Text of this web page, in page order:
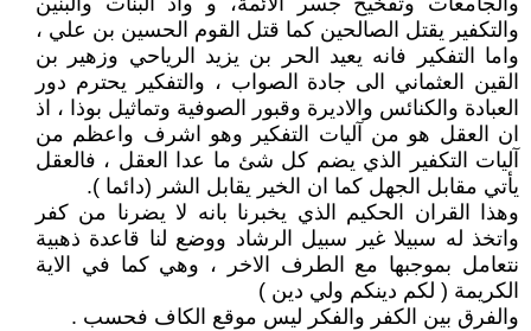
والتكفير يقتل الصالحين كما قتل القوم الحسين بن علي ،
واما التفكير فانه يعيد الحر بن يزيد الرياحي وزهير بن
القين العثماني الى جادة الصواب ، والتفكير يحترم دور
العبادة والكنائس والاديرة وقبور الصوفية وتماثيل بوذا ، اذ
ان العقل هو من آليات التفكير وهو اشرف واعظم من
آليات التكفير الذي يضم كل شئ ما عدا العقل ، فالعقل
يأتي مقابل الجهل كما ان الخير يقابل الشر (دائما ).
وهذا القران الحكيم الذي يخبرنا بانه لا يضرنا من كفر
واتخذ له سبيلا غير سبيل الرشاد ووضع لنا قاعدة ذهبية
نتعامل بموجبها مع الطرف الاخر ، وهي كما في الاية
الكريمة ( لكم دينكم ولي دين )
والفرق بين الكفر والفكر ليس موقع الكاف فحسب .